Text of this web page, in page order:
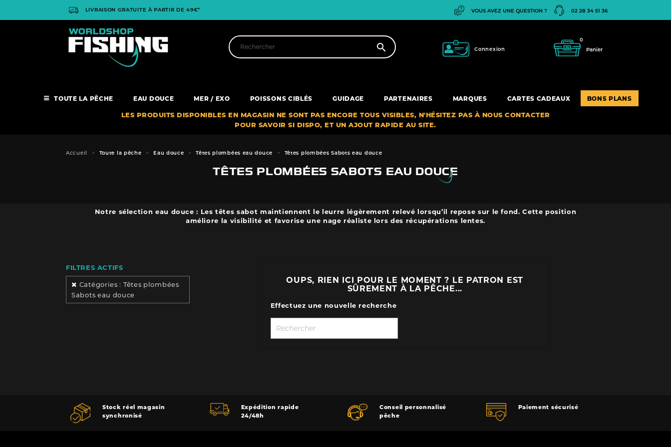
Panneau de gestion des cookies
LIVRAISON GRATUITE À PARTIR DE 49€* VOUS AVEZ UNE QUESTION ? 02 28 34 51 36
 Connexion Panier
0
TOUTE LA PÊCHE EAU DOUCE MER / EXO POISSONS CIBLÉS GUIDAGE PARTENAIRES MARQUES CARTES CADEAUX BONS PLANS
LES PRODUITS DISPONIBLES EN MAGASIN NE SONT PAS ENCORE TOUS VISIBLES, N'HÉSITEZ PAS À NOUS CONTACTER
POUR SAVOIR SI DISPO, ET UN AJOUT RAPIDE AU SITE.
Accueil Toute la pêche Eau douce Têtes plombées eau douce Têtes plombées Sabots eau douce
TÊTES PLOMBÉES SABOTS EAU DOUCE
Notre sélection eau douce : Les têtes sabot maintiennent le leurre légèrement relevé lorsqu’il repose sur le fond. Cette position
améliore la visibilité et favorise une nage réaliste lors des récupérations lentes.
FILTRES ACTIFS
Catégories : Têtes plombées
Sabots eau douce
OUPS, RIEN ICI POUR LE MOMENT ? LE PATRON EST
SÛREMENT À LA PÊCHE...
Effectuez une nouvelle recherche
Stock réel magasin
synchronisé
Expédition rapide
24/48h
Conseil personnalisé
pêche
Paiement sécurisé